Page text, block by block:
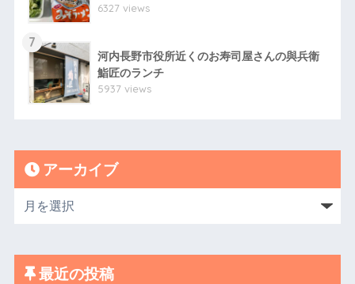
6327 views
7
河内長野市役所近くのお寿司屋さんの與兵衛
鮨匠のランチ
5937 views
アーカイブ
最近の投稿